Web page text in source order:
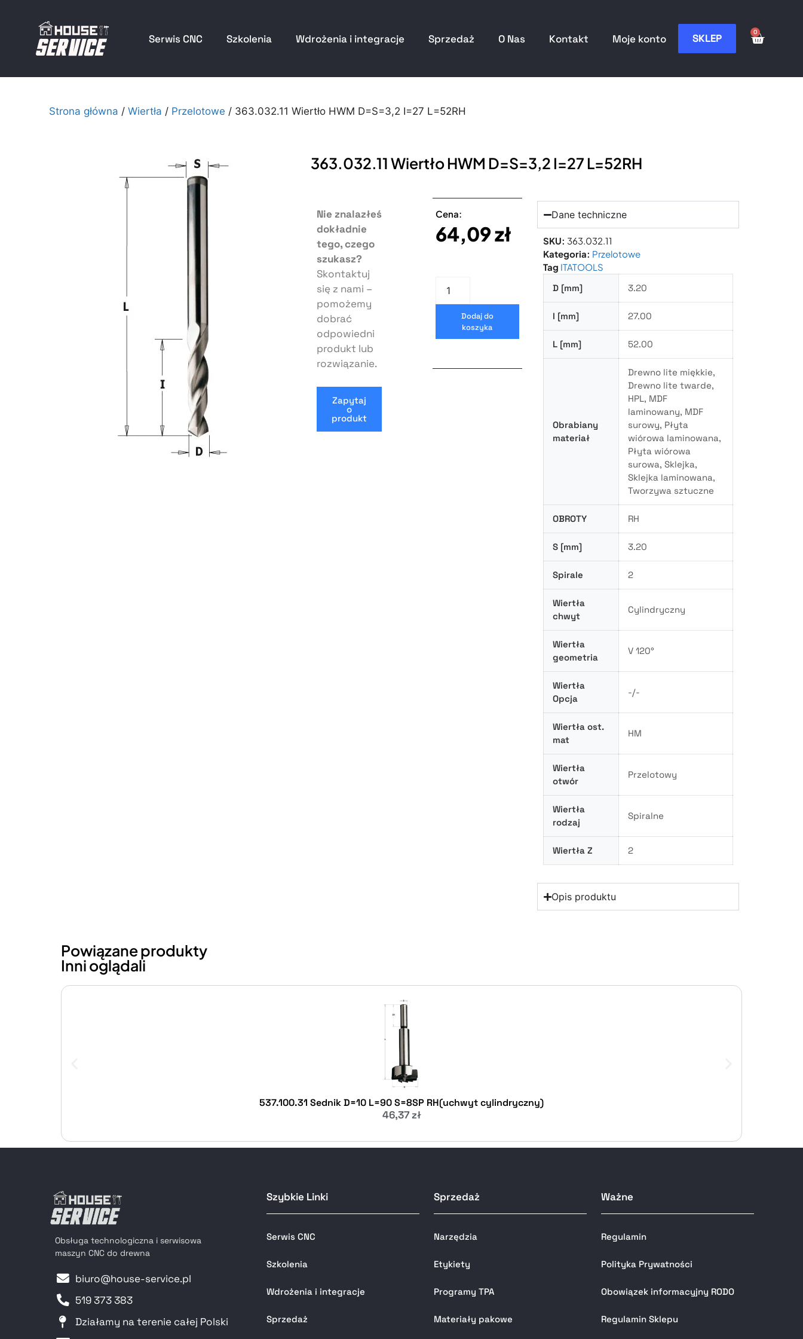
Serwis CNC Szkolenia Wdrożenia i integracje Sprzedaż O Nas Kontakt Moje konto SKLEP 0
Strona główna / Wiertła / Przelotowe / 363.032.11 Wiertło HWM D=S=3,2 I=27 L=52RH
363.032.11 Wiertło HWM D=S=3,2 I=27 L=52RH
Nie znalazłeś
dokładnie
tego, czego
szukasz?
Skontaktuj
się z nami –
pomożemy
dobrać
odpowiedni
produkt lub
rozwiązanie.
Zapytaj
o
produkt
Cena:
64,09zł
Dodaj do
koszyka
Dane techniczne
SKU: 363.032.11
Kategoria: Przelotowe
Tag ITATOOLS
D [mm]
3.20
I [mm] 27.00
L [mm] 52.00
Obrabiany
materiał
Drewno lite miękkie,
Drewno lite twarde,
HPL, MDF
laminowany, MDF
surowy, Płyta
wiórowa laminowana,
Płyta wiórowa
surowa, Sklejka,
Sklejka laminowana,
Tworzywa sztuczne
OBROTY RH
S [mm] 3.20
Spirale 2
Wiertła
chwyt
Cylindryczny
Wiertła
geometria
V 120°
Wiertła
Opcja
-/-
Wiertła ost.
mat
HM
Wiertła
otwór
Przelotowy
Wiertła
rodzaj
Spiralne
Wiertła Z 2
Opis produktu
Powiązane produkty
Inni oglądali
537.100.31 Sednik D=10 L=90 S=8SP RH(uchwyt cylindryczny)
46,37 zł
Obsługa technologiczna i serwisowa
maszyn CNC do drewna
biuro@house-service.pl
519 373 383
Działamy na terenie całej Polski
Szybkie Linki
Serwis CNC
Szkolenia
Wdrożenia i integracje
Sprzedaż
Sprzedaż
Narzędzia
Etykiety
Programy TPA
Materiały pakowe
Ważne
Regulamin
Polityka Prywatności
Obowiązek informacyjny RODO
Regulamin Sklepu